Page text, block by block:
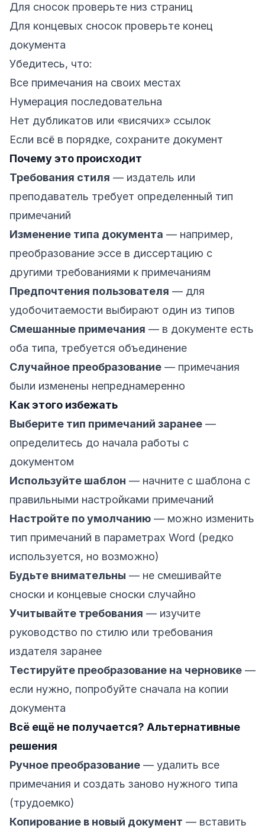
Для сносок проверьте низ страниц
Для концевых сносок проверьте конец
документа
Убедитесь, что:
Все примечания на своих местах
Нумерация последовательна
Нет дубликатов или «висячих» ссылок
Если всё в порядке, сохраните документ
Почему это происходит
Требования стиля — издатель или
преподаватель требует определенный тип
примечаний
Изменение типа документа — например,
преобразование эссе в диссертацию с
другими требованиями к примечаниям
Предпочтения пользователя — для
удобочитаемости выбирают один из типов
Смешанные примечания — в документе есть
оба типа, требуется объединение
Случайное преобразование — примечания
были изменены непреднамеренно
Как этого избежать
Выберите тип примечаний заранее —
определитесь до начала работы с
документом
Используйте шаблон — начните с шаблона с
правильными настройками примечаний
Настройте по умолчанию — можно изменить
тип примечаний в параметрах Word (редко
используется, но возможно)
Будьте внимательны — не смешивайте
сноски и концевые сноски случайно
Учитывайте требования — изучите
руководство по стилю или требования
издателя заранее
Тестируйте преобразование на черновике —
если нужно, попробуйте сначала на копии
документа
Всё ещё не получается? Альтернативные
решения
Ручное преобразование — удалить все
примечания и создать заново нужного типа
(трудоемко)
Копирование в новый документ — вставить